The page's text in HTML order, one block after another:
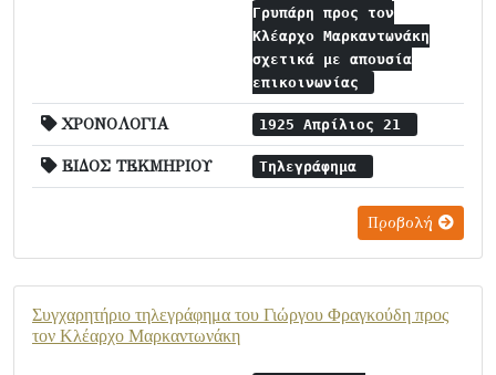
Γρυπάρη προς τον
Κλέαρχο Μαρκαντωνάκη
σχετικά με απουσία
επικοινωνίας
ΧΡΟΝΟΛΟΓΙΑ 1925 Απρίλιος 21
ΕΙΔΟΣ ΤΕΚΜΗΡΙΟΥ Τηλεγράφημα
Προβολή
Συγχαρητήριο τηλεγράφημα του Γιώργου Φραγκούδη προς
τον Κλέαρχο Μαρκαντωνάκη